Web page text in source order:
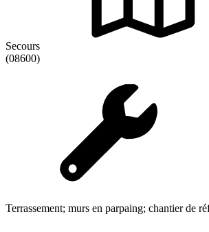
Secours
(08600)
Terrassement; murs en parpaing; chantier de